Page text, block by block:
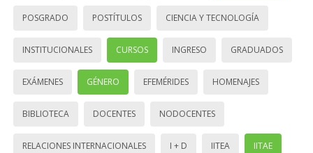
POSGRADO POSTÍTULOS CIENCIA Y TECNOLOGÍA
INSTITUCIONALES CURSOS INGRESO GRADUADOS
EXÁMENES GÉNERO EFEMÉRIDES HOMENAJES
BIBLIOTECA DOCENTES NODOCENTES
RELACIONES INTERNACIONALES I + D IITEA IITAE